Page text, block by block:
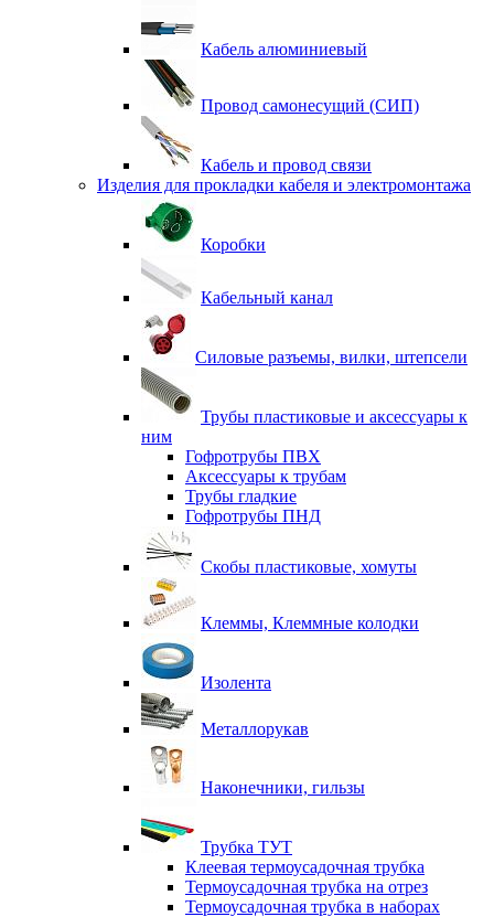
Кабель алюминиевый
Провод самонесущий (СИП)
Кабель и провод связи
Изделия для прокладки кабеля и электромонтажа
Коробки
Кабельный канал
Силовые разъемы, вилки, штепсели
Трубы пластиковые и аксессуары к
ним
Гофротрубы ПВХ
Аксессуары к трубам
Трубы гладкие
Гофротрубы ПНД
Скобы пластиковые, хомуты
Клеммы, Клеммные колодки
Изолента
Металлорукав
Наконечники, гильзы
Трубка ТУТ
Клеевая термоусадочная трубка
Термоусадочная трубка на отрез
Термоусадочная трубка в наборах